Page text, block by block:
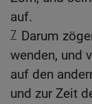
auf.
7 Darum
wenden, und
auf den
und zur Zeit